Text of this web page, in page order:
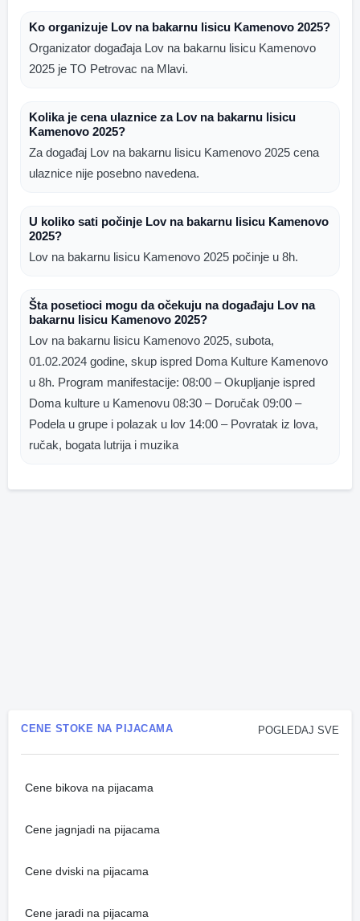
Ko organizuje Lov na bakarnu lisicu Kamenovo 2025?
Organizator događaja Lov na bakarnu lisicu Kamenovo
2025 je TO Petrovac na Mlavi.
Kolika je cena ulaznice za Lov na bakarnu lisicu
Kamenovo 2025?
Za događaj Lov na bakarnu lisicu Kamenovo 2025 cena
ulaznice nije posebno navedena.
U koliko sati počinje Lov na bakarnu lisicu Kamenovo
2025?
Lov na bakarnu lisicu Kamenovo 2025 počinje u 8h.
Šta posetioci mogu da očekuju na događaju Lov na
bakarnu lisicu Kamenovo 2025?
Lov na bakarnu lisicu Kamenovo 2025, subota,
01.02.2024 godine, skup ispred Doma Kulture Kamenovo
u 8h. Program manifestacije: 08:00 – Okupljanje ispred
Doma kulture u Kamenovu 08:30 – Doručak 09:00 –
Podela u grupe i polazak u lov 14:00 – Povratak iz lova,
ručak, bogata lutrija i muzika
POGLEDAJ SVE
CENE STOKE NA PIJACAMA
Cene bikova na pijacama
Cene jagnjadi na pijacama
Cene dviski na pijacama
Cene jaradi na pijacama